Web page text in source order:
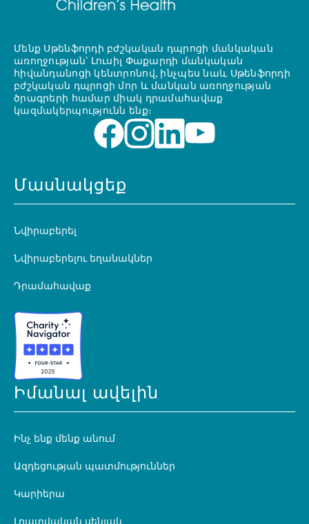
Մենք Սթենֆորդի բժշկական դպրոցի մանկական
առողջության՝ Լուսիլ Փաքարդի մանկական
հիվանդանոցի կենտրոնով, ինչպես նաև Սթենֆորդի
բժշկական դպրոցի մոր և մանկան առողջության
ծրագրերի համար միակ դրամահավաք
կազմակերպությունն ենք։
Մասնակցեք
Նվիրաբերել
Նվիրաբերելու եղանակներ
Դրամահավաք
Իմանալ ավելին
Ինչ ենք մենք անում
Ազդեցության պատմություններ
Կարիերա